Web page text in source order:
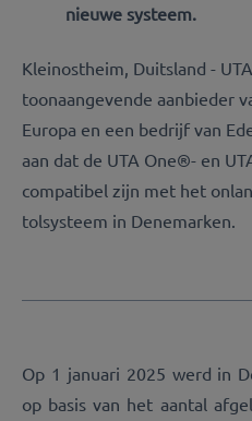
nieuwe systeem.
Kleinostheim, Duitsland -
toonaangevende aanbieder
Europa en een bedrijf van
aan dat de UTA One®- en
compatibel zijn met het
tolsysteem in Denemarken.
Op 1 januari 2025 werd in
op basis van het aantal